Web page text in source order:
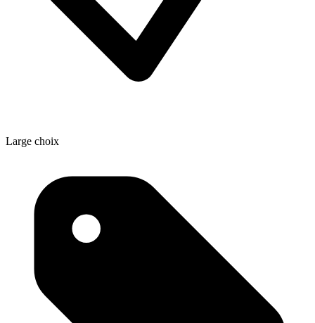
Large choix